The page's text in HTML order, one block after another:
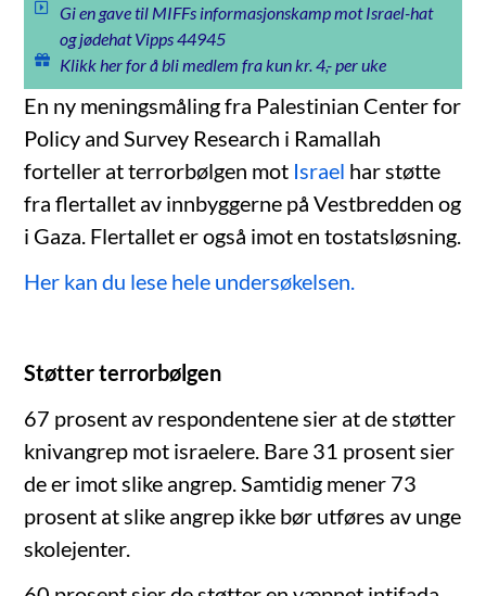
Gi en gave til MIFFs informasjonskamp mot Israel-hat
og jødehat Vipps 44945
Klikk her for å bli medlem fra kun kr. 4,- per uke
En ny meningsmåling fra Palestinian Center for
Policy and Survey Research i Ramallah
forteller at terrorbølgen mot Israel har støtte
fra flertallet av innbyggerne på Vestbredden og
i Gaza. Flertallet er også imot en tostatsløsning.
Her kan du lese hele undersøkelsen.
Støtter terrorbølgen
67 prosent av respondentene sier at de støtter
knivangrep mot israelere. Bare 31 prosent sier
de er imot slike angrep. Samtidig mener 73
prosent at slike angrep ikke bør utføres av unge
skolejenter.